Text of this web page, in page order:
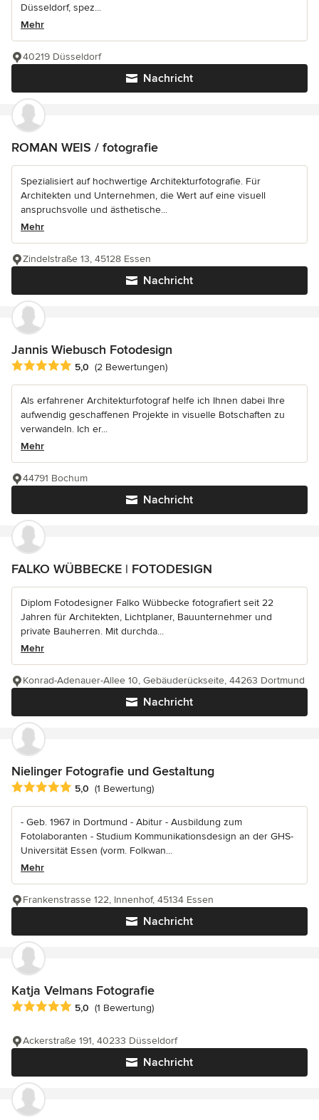
Düsseldorf, spez...
Mehr
Nachricht
40219 Düsseldorf
ROMAN WEIS / fotografie
Spezialisiert auf hochwertige Architekturfotografie. Für
Architekten und Unternehmen, die Wert auf eine visuell
anspruchsvolle und ästhetische...
Mehr
Nachricht
Zindelstraße 13, 45128 Essen
Jannis Wiebusch Fotodesign
Durchschnittliche Bewertung: 5 von 5 Sternen
5,0 (2 Bewertungen)
Als erfahrener Architekturfotograf helfe ich Ihnen dabei Ihre
aufwendig geschaffenen Projekte in visuelle Botschaften zu
verwandeln. Ich er...
Mehr
Nachricht
44791 Bochum
FALKO WÜBBECKE | FOTODESIGN
Diplom Fotodesigner Falko Wübbecke fotografiert seit 22
Jahren für Architekten, Lichtplaner, Bauunternehmer und
private Bauherren. Mit durchda...
Mehr
Nachricht
Konrad-Adenauer-Allee 10, Gebäuderückseite, 44263 Dortmund
Nielinger Fotografie und Gestaltung
Durchschnittliche Bewertung: 5 von 5 Sternen
5,0 (1 Bewertung)
- Geb. 1967 in Dortmund - Abitur - Ausbildung zum
Fotolaboranten - Studium Kommunikationsdesign an der GHS-
Universität Essen (vorm. Folkwan...
Mehr
Nachricht
Frankenstrasse 122, Innenhof, 45134 Essen
Katja Velmans Fotografie
Durchschnittliche Bewertung: 5 von 5 Sternen
5,0 (1 Bewertung)
Nachricht
Ackerstraße 191, 40233 Düsseldorf